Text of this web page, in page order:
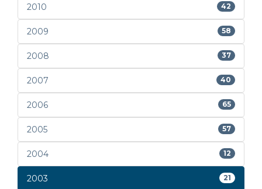
2010 42
2009 58
2008 37
2007 40
2006 65
2005 57
2004 12
2003 21